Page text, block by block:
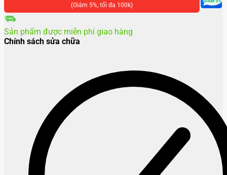
lượng
(Giảm 5%, tối đa 100k)
Sản phẩm được miễn phí giao hàng
Chính sách sửa chữa